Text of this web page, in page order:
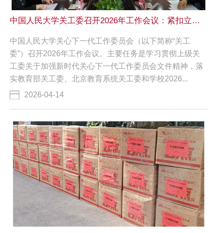
中国人民大学关工委召开2026年工作会议：紧扣立德树人 开创关心下一代工作新局面
中国人民大学关心下一代工作委员会（以下简称“关工
委”）召开2026年工作会议。主要任务是学习贯彻上级关
工委关于加强新时代关心下一代工作委员会文件精神，落
实教育部关工委、北京教育系统关工委和学校2026...
2026-04-14